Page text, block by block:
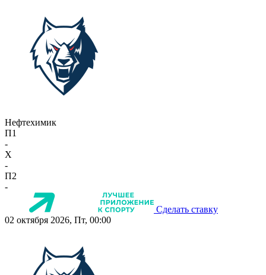
Нефтехимик
П1
-
X
-
П2
-
Сделать ставку
02 октября 2026, Пт, 00:00